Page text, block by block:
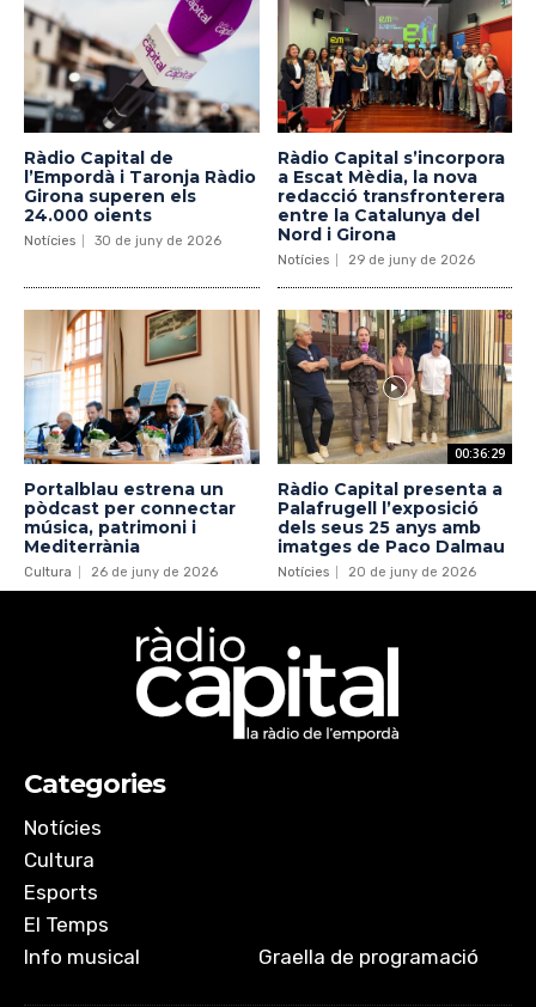
Ràdio Capital de
l’Empordà i Taronja Ràdio
Girona superen els
24.000 oients
Notícies 30 de juny de 2026
Ràdio Capital s’incorpora
a Escat Mèdia, la nova
redacció transfronterera
entre la Catalunya del
Nord i Girona
Notícies 29 de juny de 2026
Portalblau estrena un
pòdcast per connectar
música, patrimoni i
Mediterrània
Cultura 26 de juny de 2026
00:36:29
Ràdio Capital presenta a
Palafrugell l’exposició
dels seus 25 anys amb
imatges de Paco Dalmau
Notícies 20 de juny de 2026
Categories
Notícies
Cultura
Esports
El Temps
Info musical
Graella de programació